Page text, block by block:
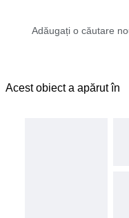
Acest obiect a apărut în